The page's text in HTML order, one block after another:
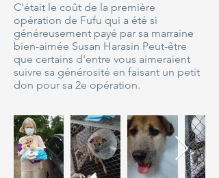
C'était le coût de la première
opération de Fufu qui a été si
généreusement payé par sa marraine
bien-aimée Susan Harasin Peut-être
que certains d'entre vous aimeraient
suivre sa générosité en faisant un petit
don pour sa 2e opération.